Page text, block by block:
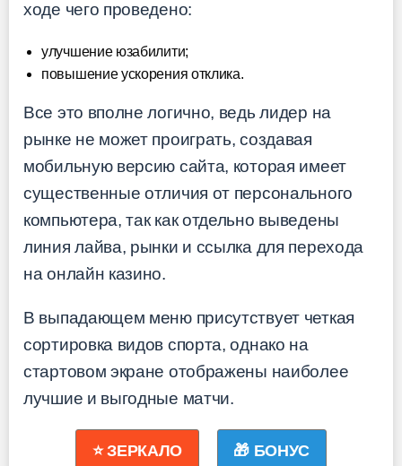
ходе чего проведено:
улучшение юзабилити;
повышение ускорения отклика.
Все это вполне логично, ведь лидер на
рынке не может проиграть, создавая
мобильную версию сайта, которая имеет
существенные отличия от персонального
компьютера, так как отдельно выведены
линия лайва, рынки и ссылка для перехода
на онлайн казино.
В выпадающем меню присутствует четкая
сортировка видов спорта, однако на
стартовом экране отображены наиболее
лучшие и выгодные матчи.
⭐ ЗЕРКАЛО 🎁 БОНУС